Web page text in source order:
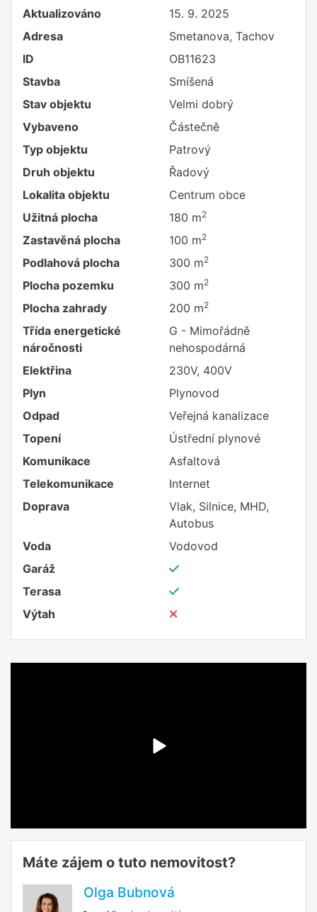
Aktualizováno
15. 9. 2025
Adresa
Smetanova, Tachov
ID
OB11623
Stavba
Smíšená
Stav objektu
Velmi dobrý
Vybaveno
Částečně
Typ objektu
Patrový
Druh objektu
Řadový
Lokalita objektu
Centrum obce
Užitná plocha
180 m2
Zastavěná plocha 100 m2
Podlahová plocha 300 m2
Plocha pozemku 300 m2
Plocha zahrady 200 m2
Třída energetické
náročnosti
G - Mimořádně
nehospodárná
Elektřina
230V, 400V
Plyn
Plynovod
Odpad
Veřejná kanalizace
Topení
Ústřední plynové
Komunikace
Asfaltová
Telekomunikace
Internet
Doprava
Vlak, Silnice, MHD,
Autobus
Voda
Vodovod
Garáž
Terasa
Výtah
Máte zájem o tuto nemovitost?
Olga Bubnová